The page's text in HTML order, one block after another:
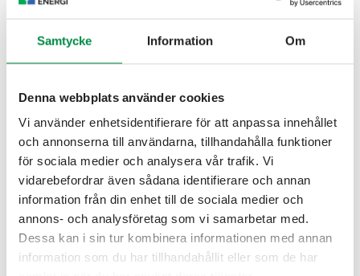
Samtycke Information Om
Denna webbplats använder cookies
Vi använder enhetsidentifierare för att anpassa innehållet
och annonserna till användarna, tillhandahålla funktioner
för sociala medier och analysera vår trafik. Vi
vidarebefordrar även sådana identifierare och annan
information från din enhet till de sociala medier och
annons- och analysföretag som vi samarbetar med.
Dessa kan i sin tur kombinera informationen med annan
information som du har tillhandahållit eller som de har
månad.
När du tar bort en kanal så kommer den fortsätta att var
synlig en tid tills uppsägningsperioden har avslutats.
Dela denna sidan